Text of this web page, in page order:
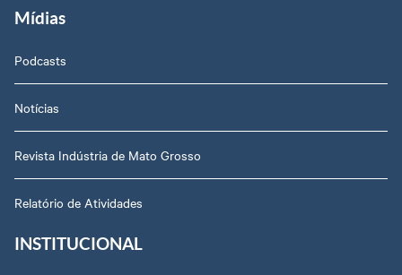
Mídias
Podcasts
Notícias
Revista Indústria de Mato Grosso
Relatório de Atividades
INSTITUCIONAL